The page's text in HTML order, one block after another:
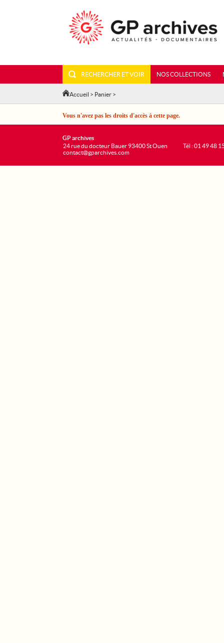
RECHERCHER ET VOIR NOS COLLECTIONS
Accueil > Panier >
Vous n'avez pas les droits d'accès à cette page.
GP archives
24 rue du docteur Bauer 93400 St Ouen
contact@gparchives.com
Tél : 01 49 48